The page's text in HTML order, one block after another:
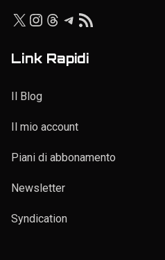
X Instagram
Threads
Telegram
Link Rapidi
Il Blog
Il mio account
Piani di abbonamento
Newsletter
Syndication